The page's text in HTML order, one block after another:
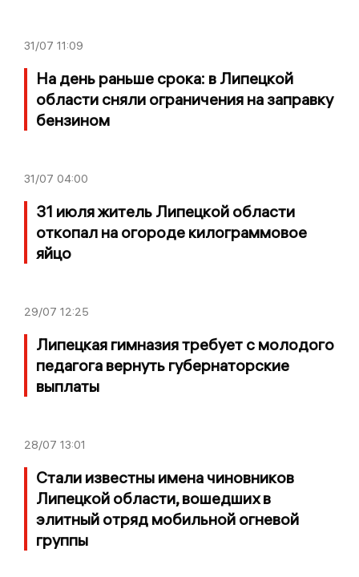
31/07 11:09
На день раньше срока: в Липецкой
области сняли ограничения на заправку
бензином
31/07 04:00
31 июля житель Липецкой области
откопал на огороде килограммовое
яйцо
29/07 12:25
Липецкая гимназия требует с молодого
педагога вернуть губернаторские
выплаты
28/07 13:01
Стали известны имена чиновников
Липецкой области, вошедших в
элитный отряд мобильной огневой
группы